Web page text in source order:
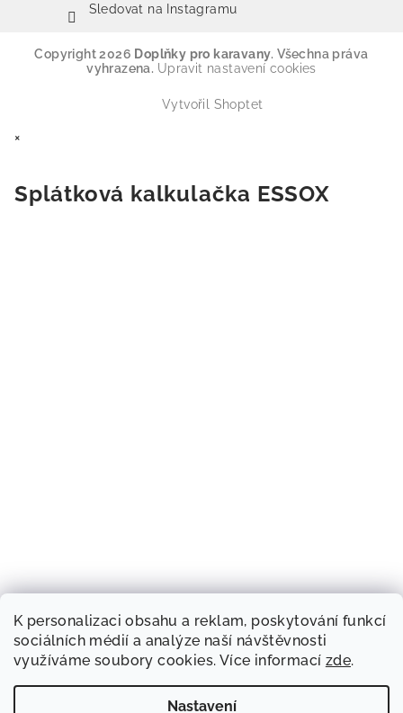
K personalizaci obsahu a reklam, poskytování funkcí
sociálních médií a analýze naší návštěvnosti
využíváme soubory cookies. Více informací zde.
Nastavení
Sledovat na Instagramu
Copyright 2026 Doplňky pro karavany. Všechna práva
vyhrazena. Upravit nastavení cookies
Vytvořil Shoptet
×
Splátková kalkulačka ESSOX